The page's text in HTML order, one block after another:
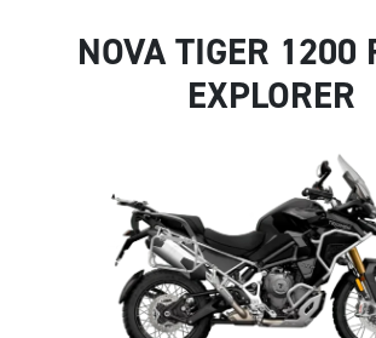
NOVA TIGER 1200
EXPLORER